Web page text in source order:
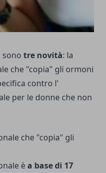
sono tre novità: la
che "copia" gli ormoni
contro l'
per le donne che non
che "copia" gli
èa base di 17